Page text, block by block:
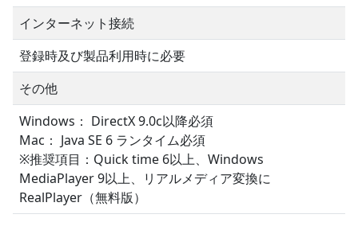
インターネット接続
登録時及び製品利用時に必要
その他
Windows： DirectX 9.0c以降必須
Mac： Java SE 6 ランタイム必須
※推奨項目：Quick time 6以上、Windows
MediaPlayer 9以上、リアルメディア変換に
RealPlayer（無料版）